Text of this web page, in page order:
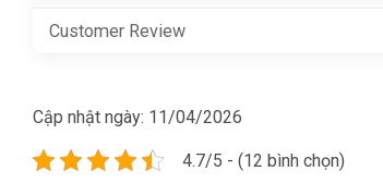
Customer Review
Cập nhật ngày: 11/04/2026
4.7/5 - (12 bình chọn)